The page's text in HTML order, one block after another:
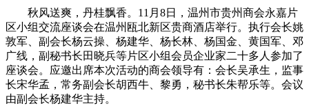
秋风送爽，丹桂飘香。11月8日，温州市贵州商会永嘉片
区小组交流座谈会在温州瓯北新区贵商酒店举行。执行会长姚
敦军、副会长杨云操、杨建华、杨长林、杨国金、黄国军、邓
广线，副秘书长田晓兵等片区小组会员企业家二十多人参加了
座谈会。应邀出席本次活动的商会领导有：会长吴承生，监事
长宋华孟，常务副会长胡西牛、黎勇，秘书长朱帮乐等。会议
由副会长杨建华主持。